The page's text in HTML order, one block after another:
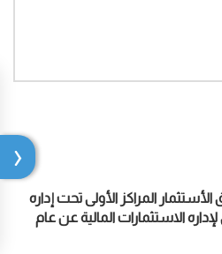
المراكز الأولى تحت إداره
الاستثمارات المالية عن عام